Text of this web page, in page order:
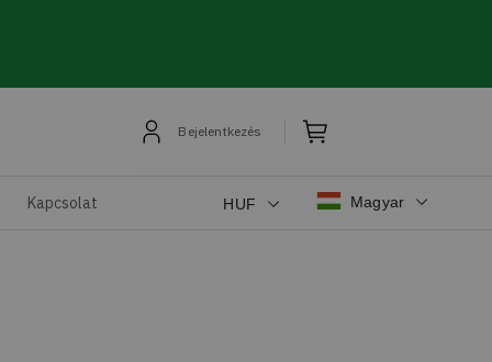
Bejelentkezés
Kapcsolat HUF Magyar